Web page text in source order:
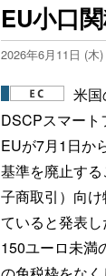
EU小口
2026年6月11日 (木)
米
DSCPスマート
EUが7月1日か
基準を廃止す
子商取引）向
ていると発表
150ユーロ未満